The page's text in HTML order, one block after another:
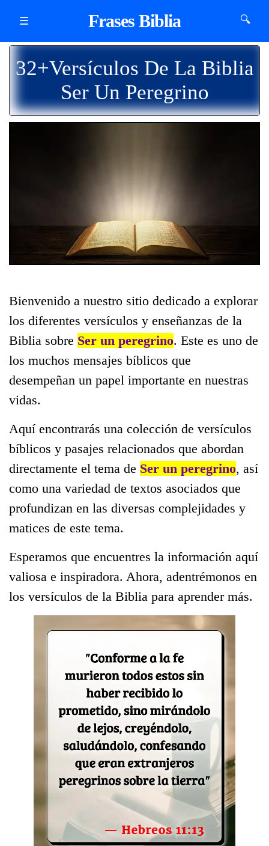
☰ Frases Biblia 🔍
32+Versículos De La Biblia
Ser Un Peregrino
Bienvenido a nuestro sitio dedicado a explorar
los diferentes versículos y enseñanzas de la
Biblia sobre Ser un peregrino. Este es uno de
los muchos mensajes bíblicos que
desempeñan un papel importante en nuestras
vidas.
Aquí encontrarás una colección de versículos
bíblicos y pasajes relacionados que abordan
directamente el tema de Ser un peregrino, así
como una variedad de textos asociados que
profundizan en las diversas complejidades y
matices de este tema.
Esperamos que encuentres la información aquí
valiosa e inspiradora. Ahora, adentrémonos en
los versículos de la Biblia para aprender más.